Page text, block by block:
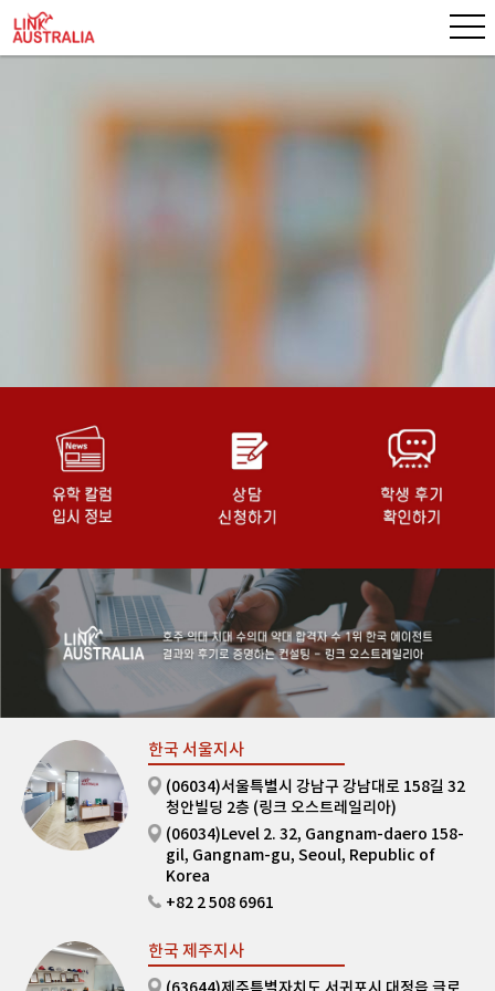
한국 서울지사
(06034)서울특별시 강남구 강남대로 158길 32
청안빌딩 2층 (링크 오스트레일리아)
(06034)Level 2. 32, Gangnam-daero 158-
gil, Gangnam-gu, Seoul, Republic of
Korea
+82 2 508 6961
한국 제주지사